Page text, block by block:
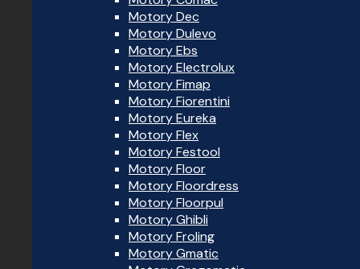
Motory Dec
Motory Dulevo
Motory Ebs
Motory Electrolux
Motory Fimap
Motory Fiorentini
Motory Eureka
Motory Flex
Motory Festool
Motory Floor
Motory Floordress
Motory Floorpul
Motory Ghibli
Motory Froling
Motory Gmatic